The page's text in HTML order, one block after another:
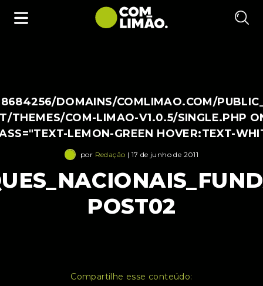
DOMAINS/COMLIMAO.COM/
THEMES/COM-LIMAO-V1.0.5/SINGLE.PHP
LEMON-GREEN HOVER:TEXT-
por Redação | 17 de junho de 2011
POST02
Compartilhe esse conteúdo: